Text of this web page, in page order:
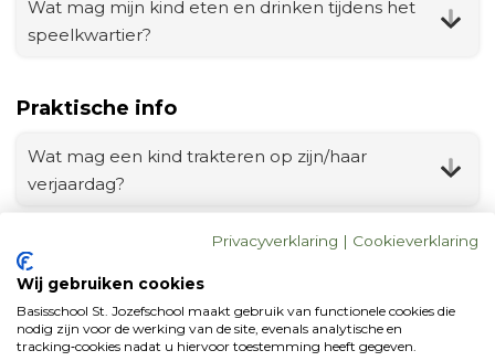
Wat mag mijn kind eten en drinken tijdens het
speelkwartier?
Praktische info
Wat mag een kind trakteren op zijn/haar
verjaardag?
Komt er ook een schoolfotograaf?
Wat kan ik doen om hoofdluis te voorkomen?
Waar en wanneer wordt er gegymd en
Privacyverklaring | Cookieverklaring
Wij gebruiken cookies
Basisschool St. Jozefschool maakt gebruik van functionele cookies die
nodig zijn voor de werking van de site, evenals analytische en
tracking‑cookies nadat u hiervoor toestemming heeft gegeven.